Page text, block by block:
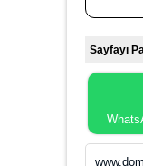
Sayfayı